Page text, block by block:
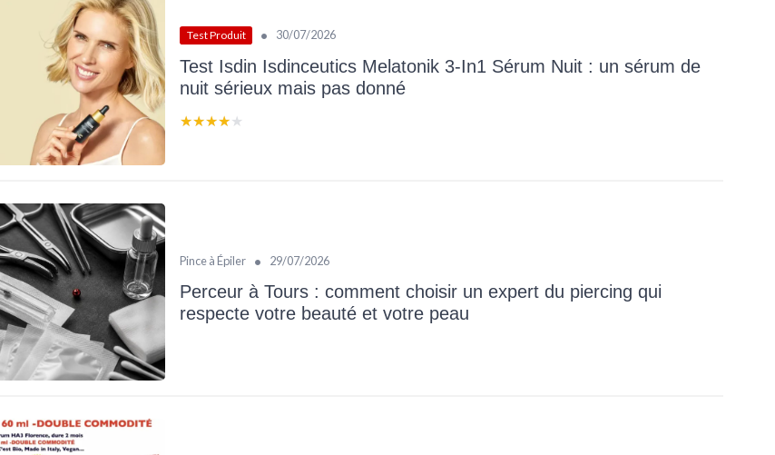
Test Produit • 30/07/2026
Test Isdin Isdinceutics Melatonik 3-In1 Sérum Nuit : un sérum de
nuit sérieux mais pas donné
★★★★★
★★★★★
Pince à Épiler • 29/07/2026
Perceur à Tours : comment choisir un expert du piercing qui
respecte votre beauté et votre peau